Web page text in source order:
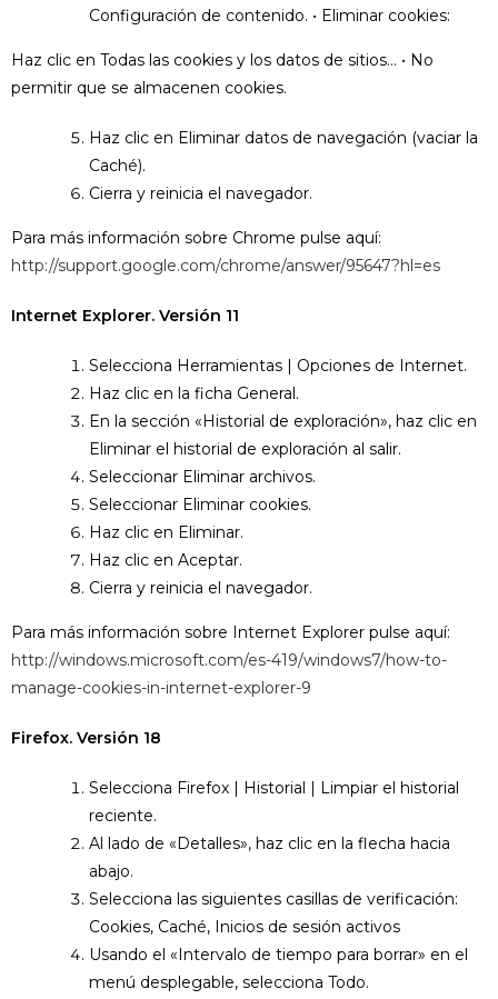
Configuración de contenido. • Eliminar cookies:
Haz clic en Todas las cookies y los datos de sitios… • No
permitir que se almacenen cookies.
Haz clic en Eliminar datos de navegación (vaciar la
Caché).
Cierra y reinicia el navegador.
Para más información sobre Chrome pulse aquí:
http://support.google.com/chrome/answer/95647?hl=es
Internet Explorer. Versión 11
Selecciona Herramientas | Opciones de Internet.
Haz clic en la ficha General.
En la sección «Historial de exploración», haz clic en
Eliminar el historial de exploración al salir.
Seleccionar Eliminar archivos.
Seleccionar Eliminar cookies.
Haz clic en Eliminar.
Haz clic en Aceptar.
Cierra y reinicia el navegador.
Para más información sobre Internet Explorer pulse aquí:
http://windows.microsoft.com/es-419/windows7/how-to-
manage-cookies-in-internet-explorer-9
Firefox. Versión 18
Selecciona Firefox | Historial | Limpiar el historial
reciente.
Al lado de «Detalles», haz clic en la flecha hacia
abajo.
Selecciona las siguientes casillas de verificación:
Cookies, Caché, Inicios de sesión activos
Usando el «Intervalo de tiempo para borrar» en el
menú desplegable, selecciona Todo.